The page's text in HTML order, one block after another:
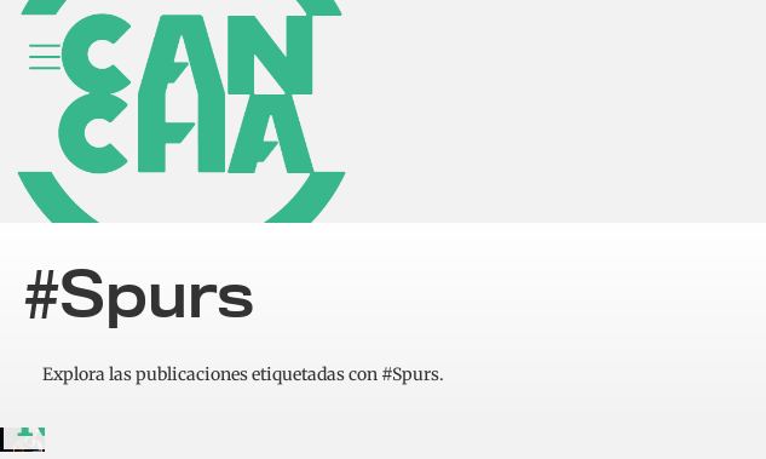
#Spurs
Explora las publicaciones etiquetadas con #Spurs.
al primer
duelo de
las
Finales
ante los
NY
Knicks